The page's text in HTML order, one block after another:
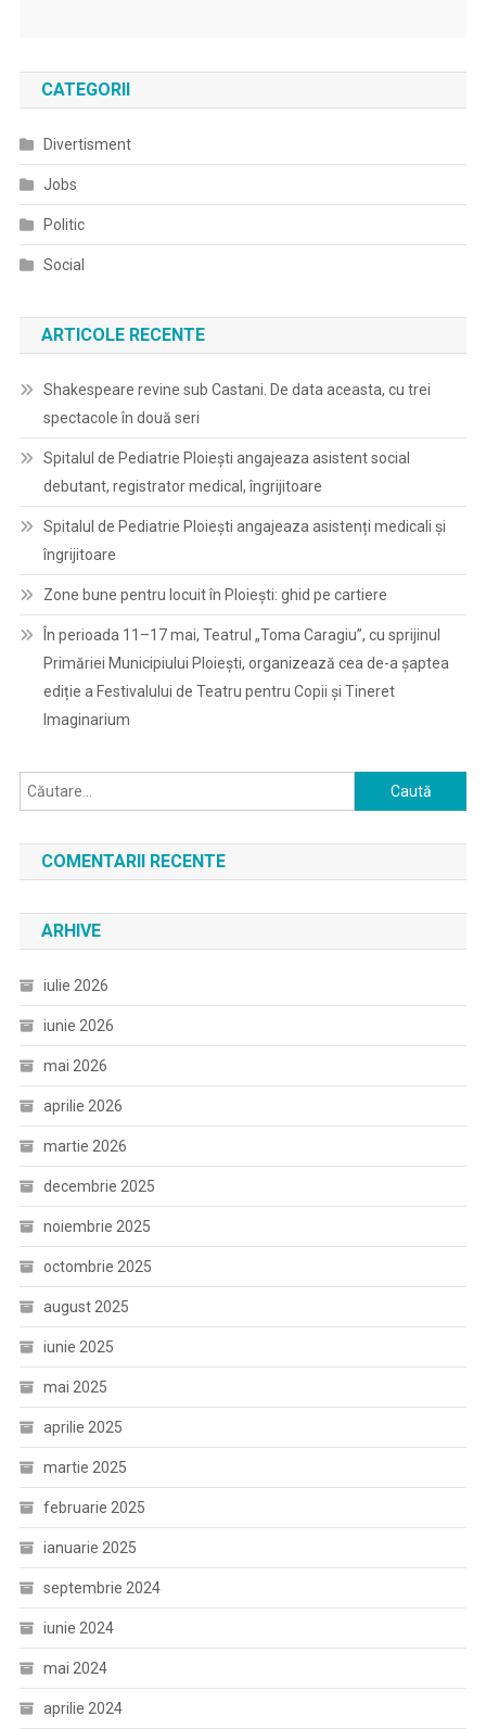
CATEGORII
Divertisment
Jobs
Politic
Social
ARTICOLE RECENTE
Shakespeare revine sub Castani. De data aceasta, cu trei
spectacole în două seri
Spitalul de Pediatrie Ploieşti angajeaza asistent social
debutant, registrator medical, îngrijitoare
Spitalul de Pediatrie Ploieşti angajeaza asistenți medicali și
îngrijitoare
Zone bune pentru locuit în Ploiești: ghid pe cartiere
În perioada 11–17 mai, Teatrul „Toma Caragiu”, cu sprijinul
Primăriei Municipiului Ploiești, organizează cea de-a șaptea
ediție a Festivalului de Teatru pentru Copii și Tineret
Imaginarium
Caută
după:
COMENTARII RECENTE
ARHIVE
iulie 2026
iunie 2026
mai 2026
aprilie 2026
martie 2026
decembrie 2025
noiembrie 2025
octombrie 2025
august 2025
iunie 2025
mai 2025
aprilie 2025
martie 2025
februarie 2025
ianuarie 2025
septembrie 2024
iunie 2024
mai 2024
aprilie 2024